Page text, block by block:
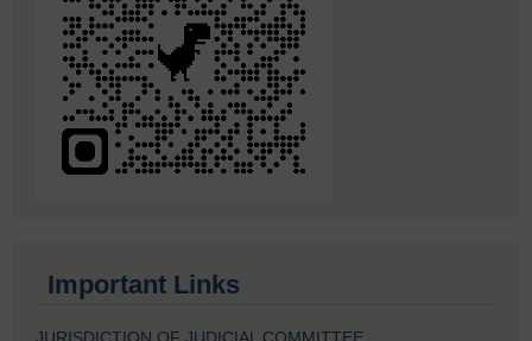
Important Links
JURISDICTION OF JUDICIAL COMMITTEE